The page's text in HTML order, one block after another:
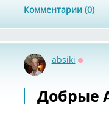
Комментарии (0)
absiki
Добрые